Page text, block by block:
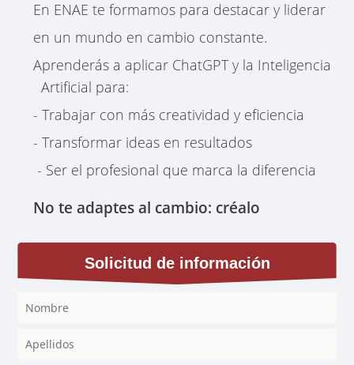
En ENAE te formamos para destacar y liderar
en un mundo en cambio constante.
Aprenderás a aplicar ChatGPT y la Inteligencia
Artificial para:
- Trabajar con más creatividad y eficiencia
- Transformar ideas en resultados
- Ser el profesional que marca la diferencia
No te adaptes al cambio: créalo
Solicitud de información